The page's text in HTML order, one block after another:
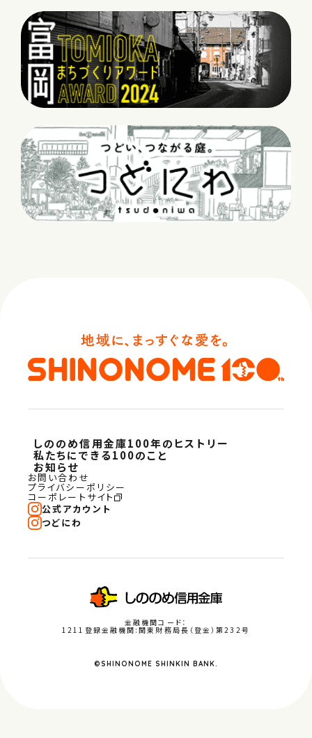
しののめ信用金庫100年のヒストリー
私たちにできる100のこと
お知らせ
お問い合わせ
プライバシーポリシー
コーポレートサイト
公式アカウント
つどにわ
金融機関コード：
1211登録金融機関:関東財務局長（登金）第232号
©SHINONOME SHINKIN BANK.